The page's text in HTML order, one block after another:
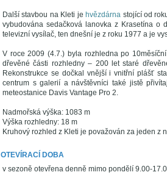
Další stavbou na Kleti je hvězdárna stojící od
vybudována sedačková lanovka z Krasetína
televizní vysílač, ten dnešní je z roku 1977 a je
V roce 2009 (4.7.) byla rozhledna po
dřevěné části rozhledny – 200 let staré
Rekonstrukce se dočkal vnější i vnitřní plášť
centrum s galerií a návštěvníci také jistě
meteostanice Davis Vantage Pro 2.
Nadmořská výška: 1083 m
Výška rozhledny: 18 m
Kruhový rozhled z Kleti je považován za jeden z
OTEVÍRACÍ DOBA
v sezoně otevřena denně mimo pondělí 9.00-